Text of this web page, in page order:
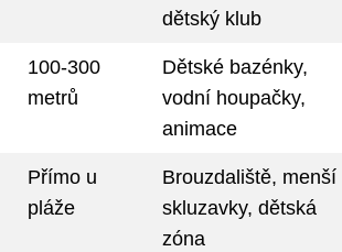
dětský klub
100-300
metrů
Dětské bazénky,
vodní houpačky,
animace
Přímo u
pláže
Brouzdaliště, menší
skluzavky, dětská
zóna